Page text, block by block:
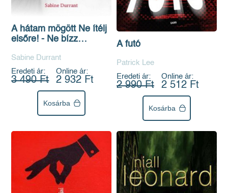
A hátam mögött Ne ítélj
elsőre! - Ne bízz
mindent!
Sabine Durrant
Eredeti ár:
3 490 Ft
Online ár:
2 932 Ft
Kosárba
A futó
Patrick Lee
Eredeti ár:
2 990 Ft
Online ár:
2 512 Ft
Kosárba